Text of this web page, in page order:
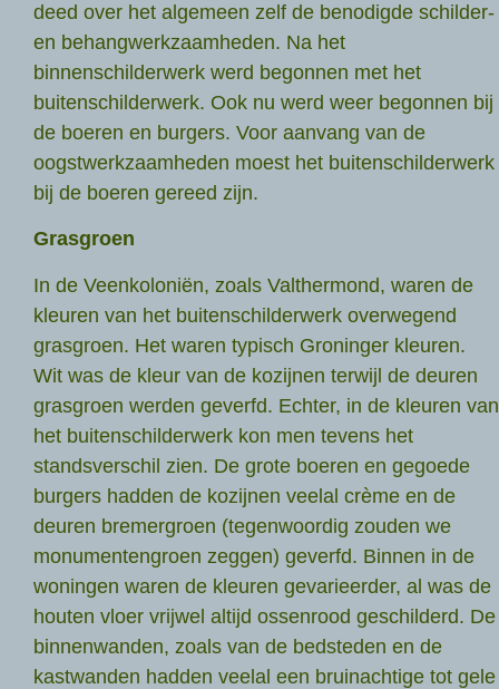
deed over het algemeen zelf de benodigde schilder-
en behangwerkzaamheden. Na het
binnenschilderwerk werd begonnen met het
buitenschilderwerk. Ook nu werd weer begonnen bij
de boeren en burgers. Voor aanvang van de
oogstwerkzaamheden moest het buitenschilderwerk
bij de boeren gereed zijn.
Grasgroen
In de Veenkoloniën, zoals Valthermond, waren de
kleuren van het buitenschilderwerk overwegend
grasgroen. Het waren typisch Groninger kleuren.
Wit was de kleur van de kozijnen terwijl de deuren
grasgroen werden geverfd. Echter, in de kleuren van
het buitenschilderwerk kon men tevens het
standsverschil zien. De grote boeren en gegoede
burgers hadden de kozijnen veelal crème en de
deuren bremergroen (tegenwoordig zouden we
monumentengroen zeggen) geverfd. Binnen in de
woningen waren de kleuren gevarieerder, al was de
houten vloer vrijwel altijd ossenrood geschilderd. De
binnenwanden, zoals van de bedsteden en de
kastwanden hadden veelal een bruinachtige tot gele